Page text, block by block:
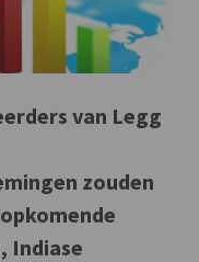
van Legg
zouden
Indiase